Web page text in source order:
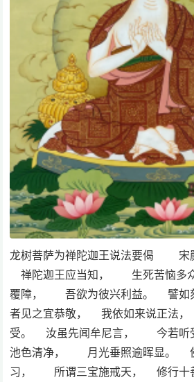
龙树菩萨为禅陀迦王说法要偈 宋
禅陀迦王应当知， 生死苦恼多
覆障， 吾欲为彼兴利益。 譬
者见之宜恭敬， 我依如来说正法
受。 汝虽先闻牟尼言， 今若听
池色清净， 月光垂照逾晖显。
习， 所谓三宝施戒天， 修行